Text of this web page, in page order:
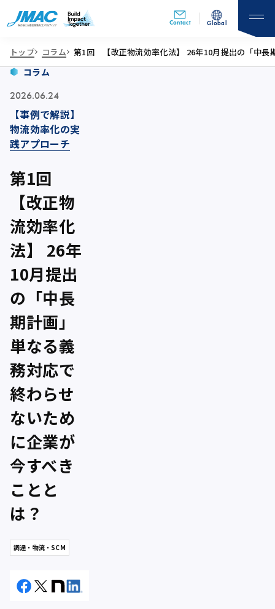
Contact Global
トップ コラム 第1回 【改正物流効率化法】 26年10月提出の「中長
第1回
【改正物
流効率化
法】 26年
10月提出
の「中長
期計画」
単なる義
務対応で
終わらせ
ないため
に企業が
今すべき
ことと
は？
コラム
2026.06.24
【事例で解説】
物流効率化の実
践アプローチ
調達・物流・SCM